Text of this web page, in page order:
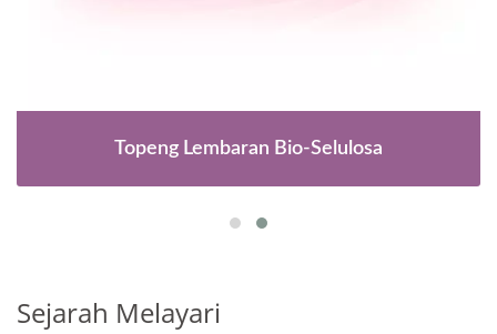
Topeng Lembaran Bio-Selulosa
Sejarah Melayari